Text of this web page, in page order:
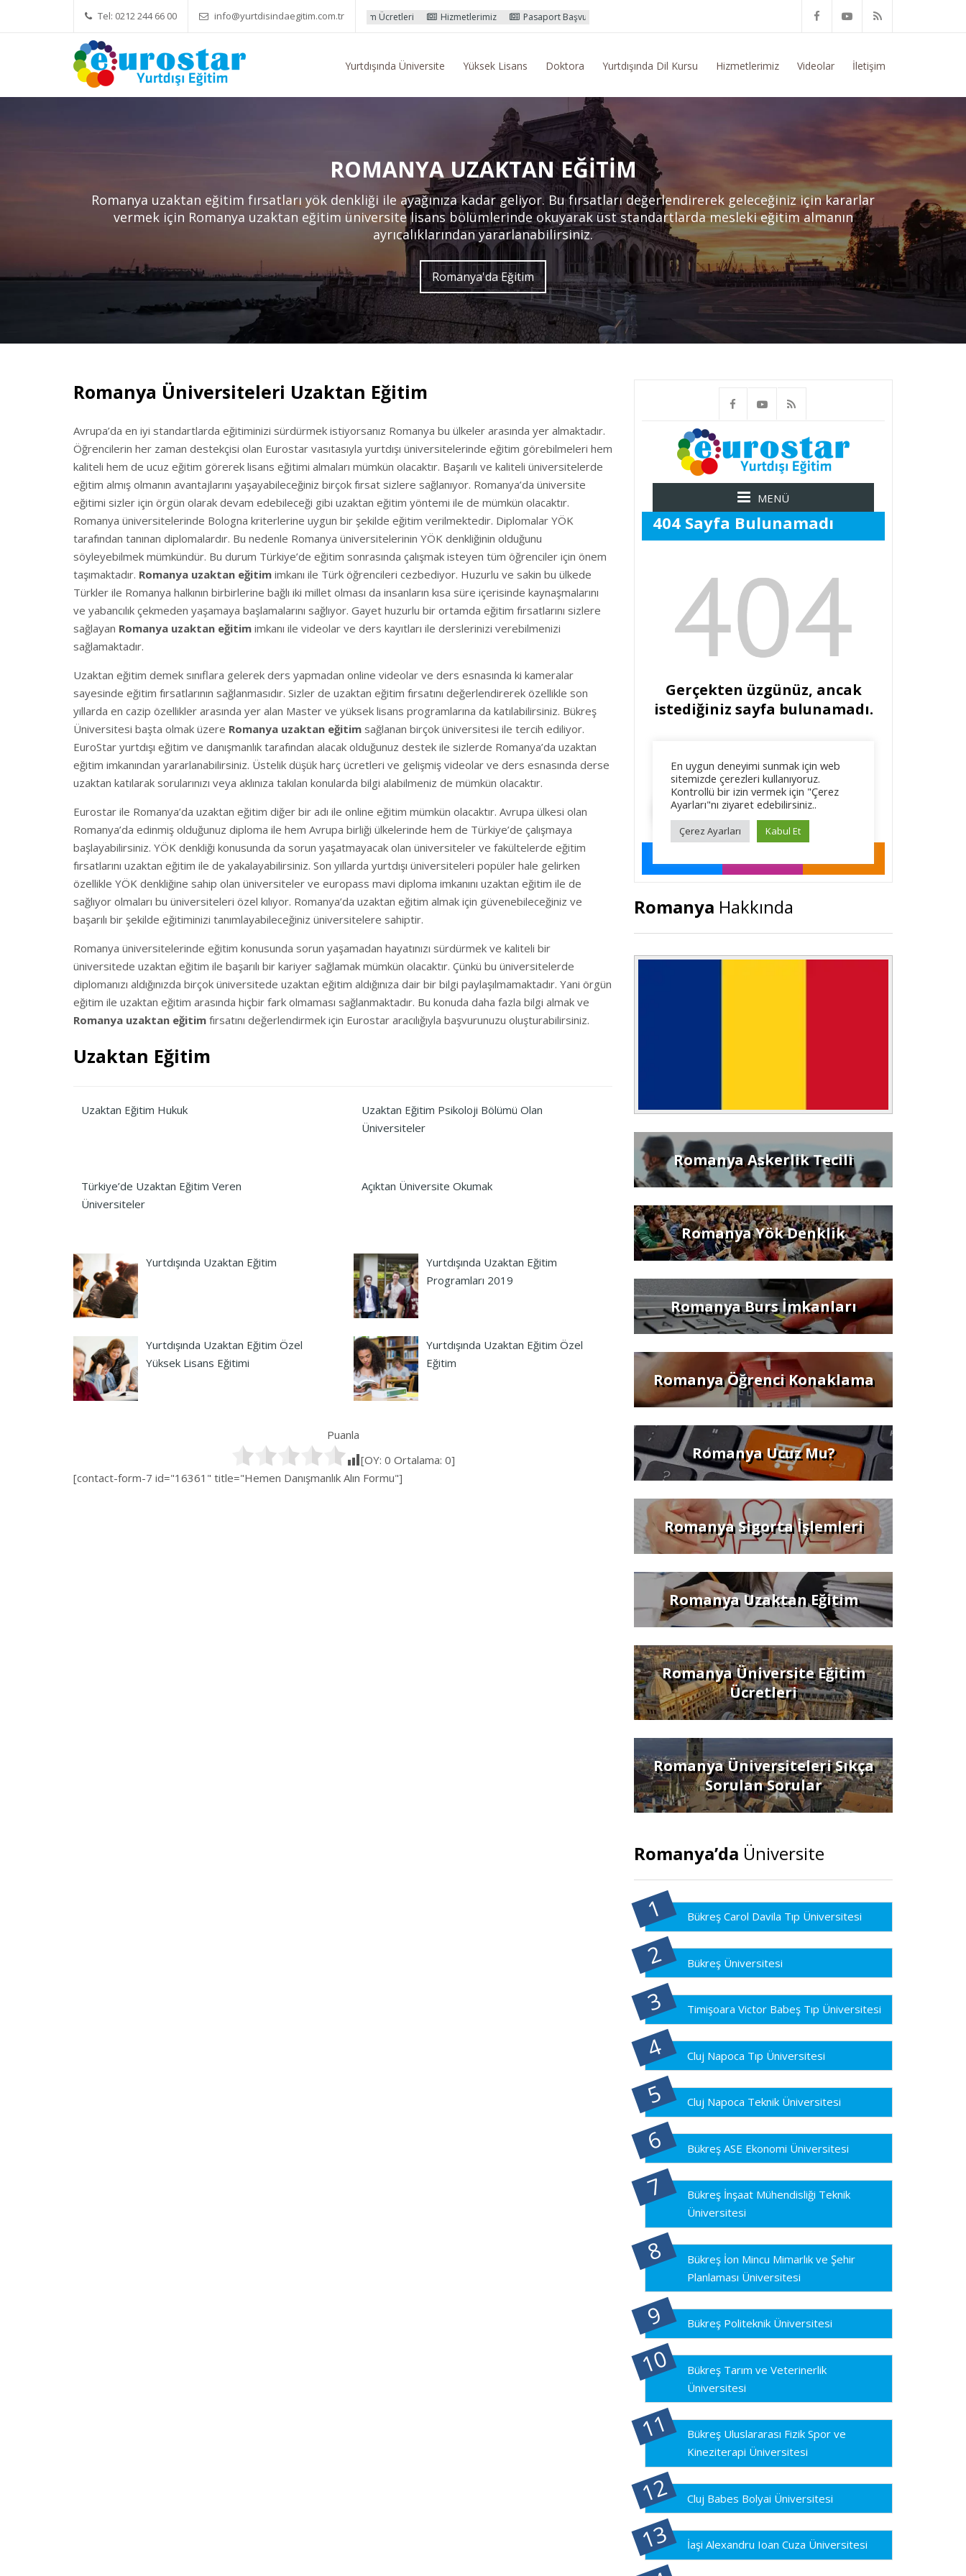
Tel: 0212 244 66 00 info@yurtdisindaegitim.com.tr
Yök Denkliği Önemli Eğitim Ücretleri Hizmetlerimiz Pasaport Başvuru İşlemleri
Yurtdışında Üniversite Yüksek Lisans Doktora Yurtdışında Dil Kursu Hizmetlerimiz Videolar İletişim
ROMANYA UZAKTAN EĞITIM
Romanya uzaktan eğitim fırsatları yök denkliği ile ayağınıza kadar geliyor. Bu fırsatları değerlendirerek geleceğiniz için kararlar
vermek için Romanya uzaktan eğitim üniversite lisans bölümlerinde okuyarak üst standartlarda mesleki eğitim almanın
ayrıcalıklarından yararlanabilirsiniz.
Romanya'da Eğitim
Romanya Üniversiteleri Uzaktan Eğitim
Avrupa’da en iyi standartlarda eğitiminizi sürdürmek istiyorsanız Romanya bu ülkeler arasında yer almaktadır.
Öğrencilerin her zaman destekçisi olan Eurostar vasıtasıyla yurtdışı üniversitelerinde eğitim görebilmeleri hem
kaliteli hem de ucuz eğitim görerek lisans eğitimi almaları mümkün olacaktır. Başarılı ve kaliteli üniversitelerde
eğitim almış olmanın avantajlarını yaşayabileceğiniz birçok fırsat sizlere sağlanıyor. Romanya’da üniversite
eğitimi sizler için örgün olarak devam edebileceği gibi uzaktan eğitim yöntemi ile de mümkün olacaktır.
Romanya üniversitelerinde Bologna kriterlerine uygun bir şekilde eğitim verilmektedir. Diplomalar YÖK
tarafından tanınan diplomalardır. Bu nedenle Romanya üniversitelerinin YÖK denkliğinin olduğunu
söyleyebilmek mümkündür. Bu durum Türkiye’de eğitim sonrasında çalışmak isteyen tüm öğrenciler için önem
taşımaktadır. Romanya uzaktan eğitim imkanı ile Türk öğrencileri cezbediyor. Huzurlu ve sakin bu ülkede
Türkler ile Romanya halkının birbirlerine bağlı iki millet olması da insanların kısa süre içerisinde kaynaşmalarını
ve yabancılık çekmeden yaşamaya başlamalarını sağlıyor. Gayet huzurlu bir ortamda eğitim fırsatlarını sizlere
sağlayan Romanya uzaktan eğitim imkanı ile videolar ve ders kayıtları ile derslerinizi verebilmenizi
sağlamaktadır.
Uzaktan eğitim demek sınıflara gelerek ders yapmadan online videolar ve ders esnasında ki kameralar
sayesinde eğitim fırsatlarının sağlanmasıdır. Sizler de uzaktan eğitim fırsatını değerlendirerek özellikle son
yıllarda en cazip özellikler arasında yer alan Master ve yüksek lisans programlarına da katılabilirsiniz. Bükreş
Üniversitesi başta olmak üzere Romanya uzaktan eğitim sağlanan birçok üniversitesi ile tercih ediliyor.
EuroStar yurtdışı eğitim ve danışmanlık tarafından alacak olduğunuz destek ile sizlerde Romanya’da uzaktan
eğitim imkanından yararlanabilirsiniz. Üstelik düşük harç ücretleri ve gelişmiş videolar ve ders esnasında derse
uzaktan katılarak sorularınızı veya aklınıza takılan konularda bilgi alabilmeniz de mümkün olacaktır.
Eurostar ile Romanya’da uzaktan eğitim diğer bir adı ile online eğitim mümkün olacaktır. Avrupa ülkesi olan
Romanya’da edinmiş olduğunuz diploma ile hem Avrupa birliği ülkelerinde hem de Türkiye’de çalışmaya
başlayabilirsiniz. YÖK denkliği konusunda da sorun yaşatmayacak olan üniversiteler ve fakültelerde eğitim
fırsatlarını uzaktan eğitim ile de yakalayabilirsiniz. Son yıllarda yurtdışı üniversiteleri popüler hale gelirken
özellikle YÖK denkliğine sahip olan üniversiteler ve europass mavi diploma imkanını uzaktan eğitim ile de
sağlıyor olmaları bu üniversiteleri özel kılıyor. Romanya’da uzaktan eğitim almak için güvenebileceğiniz ve
başarılı bir şekilde eğitiminizi tanımlayabileceğiniz üniversitelere sahiptir.
Romanya üniversitelerinde eğitim konusunda sorun yaşamadan hayatınızı sürdürmek ve kaliteli bir
üniversitede uzaktan eğitim ile başarılı bir kariyer sağlamak mümkün olacaktır. Çünkü bu üniversitelerde
diplomanızı aldığınızda birçok üniversitede uzaktan eğitim aldığınıza dair bir bilgi paylaşılmamaktadır. Yani örgün
eğitim ile uzaktan eğitim arasında hiçbir fark olmaması sağlanmaktadır. Bu konuda daha fazla bilgi almak ve
Romanya uzaktan eğitim fırsatını değerlendirmek için Eurostar aracılığıyla başvurunuzu oluşturabilirsiniz.
Uzaktan Eğitim
Uzaktan Eğitim Hukuk
Uzaktan Eğitim Psikoloji Bölümü Olan
Üniversiteler
Türkiye’de Uzaktan Eğitim Veren
Üniversiteler
Açıktan Üniversite Okumak
Yurtdışında Uzaktan Eğitim
Yurtdışında Uzaktan Eğitim
Programları 2019
Yurtdışında Uzaktan Eğitim Özel
Yüksek Lisans Eğitimi
Yurtdışında Uzaktan Eğitim Özel
Eğitim
Puanla
[OY: 0 Ortalama: 0]
[contact-form-7 id="16361" title="Hemen Danışmanlık Alın Formu"]
Romanya Hakkında
Romanya Askerlik Tecili
Romanya Yök Denklik
Romanya Burs İmkanları
Romanya Öğrenci Konaklama
Romanya Ucuz Mu?
Romanya Sigorta İşlemleri
Romanya Uzaktan Eğitim
Romanya Üniversite Eğitim
Ücretleri
Romanya Üniversiteleri Sıkça
Sorulan Sorular
Romanya’da Üniversite
Bükreş Carol Davila Tıp Üniversitesi
Bükreş Üniversitesi
Timişoara Victor Babeş Tıp Üniversitesi
Cluj Napoca Tıp Üniversitesi
Cluj Napoca Teknik Üniversitesi
Bükreş ASE Ekonomi Üniversitesi
Bükreş İnşaat Mühendisliği Teknik
Üniversitesi
Bükreş İon Mincu Mimarlık ve Şehir
Planlaması Üniversitesi
Bükreş Politeknik Üniversitesi
Bükreş Tarım ve Veterinerlik
Üniversitesi
Bükreş Uluslararası Fizik Spor ve
Kineziterapi Üniversitesi
Cluj Babes Bolyai Üniversitesi
İaşi Alexandru Ioan Cuza Üniversitesi